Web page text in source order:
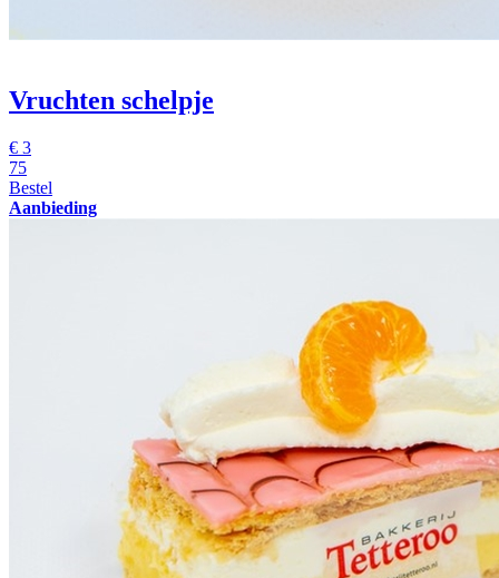
Vruchten schelpje
€ 3
75
Bestel
Aanbieding